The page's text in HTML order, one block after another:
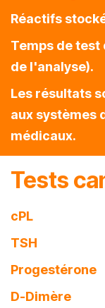
Réactifs
Temps de test
de l'analyse).
Les résultats
aux systèmes
médicaux.
Tests
cPL
TSH
D-Dimère